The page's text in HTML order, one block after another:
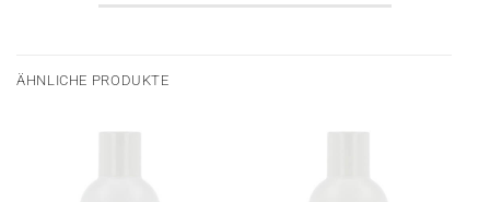
ÄHNLICHE PRODUKTE